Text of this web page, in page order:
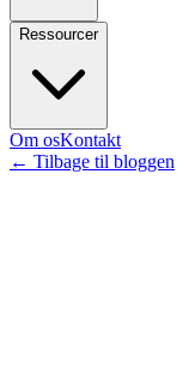
Ressourcer
Om osKontakt
← Tilbage til bloggen